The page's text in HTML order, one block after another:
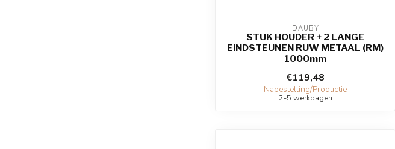
DAUBY
STUK HOUDER + 2 LANGE
EINDSTEUNEN RUW METAAL (RM)
1000mm
€119,48
Nabestelling/Productie
2-5 werkdagen